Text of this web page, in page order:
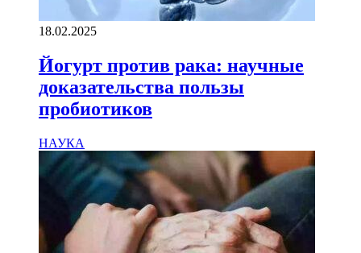
18.02.2025
Йогурт против рака: научные
доказательства пользы
пробиотиков
НАУКА